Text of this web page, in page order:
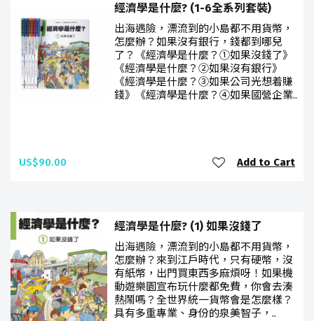
經濟學是什麼? (1-6全系列套裝)
出海遇險，漂流到的小島都不用貨幣，
怎麼辦？如果沒有銀行，錢都到哪兒
了？《經濟學是什麼？①如果沒錢了》
《經濟學是什麼？②如果沒有銀行》
《經濟學是什麼？③如果公司光想着賺
錢》《經濟學是什麼？④如果國營企業..
US$90.00 Add to Cart
經濟學是什麼? (1) 如果沒錢了
出海遇險，漂流到的小島都不用貨幣，
怎麼辦？來到江戶時代，只有硬幣，沒
有紙幣，出門買東西多麻煩呀！如果機
動遊樂園宣布玩什麼都免費，你會去湊
熱鬧嗎？全世界統一貨幣會是怎麼樣？
具有多重專業、身份的泉美智子，..